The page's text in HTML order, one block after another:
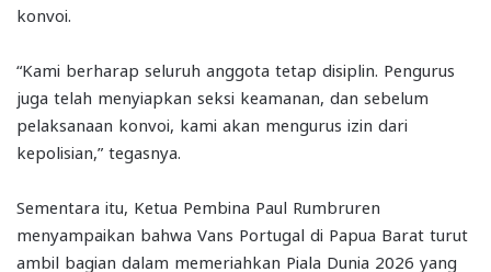
konvoi.
“Kami berharap seluruh anggota tetap disiplin. Pengurus
juga telah menyiapkan seksi keamanan, dan sebelum
pelaksanaan konvoi, kami akan mengurus izin dari
kepolisian,” tegasnya.
Sementara itu, Ketua Pembina Paul Rumbruren
menyampaikan bahwa Vans Portugal di Papua Barat turut
ambil bagian dalam memeriahkan Piala Dunia 2026 yang